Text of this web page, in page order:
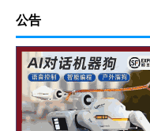
公告